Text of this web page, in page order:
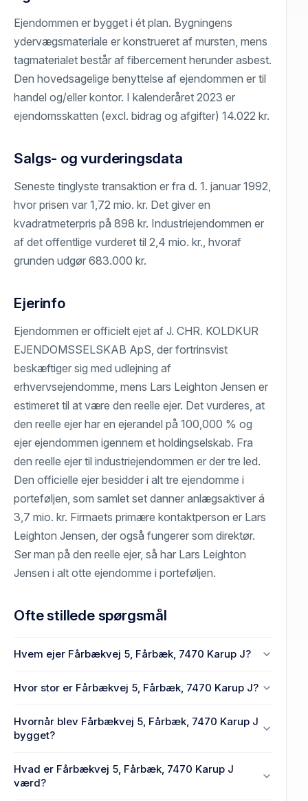
Ejendommen er bygget i ét plan. Bygningens
ydervægsmateriale er konstrueret af mursten, mens
tagmaterialet består af fibercement herunder asbest.
Den hovedsagelige benyttelse af ejendommen er til
handel og/eller kontor. I kalenderåret 2023 er
ejendomsskatten (excl. bidrag og afgifter) 14.022 kr.
Salgs- og vurderingsdata
Seneste tinglyste transaktion er fra d. 1. januar 1992,
hvor prisen var 1,72 mio. kr. Det giver en
kvadratmeterpris på 898 kr. Industriejendommen er
af det offentlige vurderet til 2,4 mio. kr., hvoraf
grunden udgør 683.000 kr.
Ejerinfo
Ejendommen er officielt ejet af J. CHR. KOLDKUR
EJENDOMSSELSKAB ApS, der fortrinsvist
beskæftiger sig med udlejning af
erhvervsejendomme, mens Lars Leighton Jensen er
estimeret til at være den reelle ejer. Det vurderes, at
den reelle ejer har en ejerandel på 100,000 % og
ejer ejendommen igennem et holdingselskab. Fra
den reelle ejer til industriejendommen er der tre led.
Den officielle ejer besidder i alt tre ejendomme i
porteføljen, som samlet set danner anlægsaktiver á
3,7 mio. kr. Firmaets primære kontaktperson er Lars
Leighton Jensen, der også fungerer som direktør.
Ser man på den reelle ejer, så har Lars Leighton
Jensen i alt otte ejendomme i porteføljen.
Ofte stillede spørgsmål
Hvem ejer Fårbækvej 5, Fårbæk, 7470 Karup J?
J. CHR. KOLDKUR EJENDOMSSELSKAB ApS ejer
Hvor stor er Fårbækvej 5, Fårbæk, 7470 Karup J?
Ejendommens BBR-areal er 1.916 m² på Fårbækvej
5, Fårbæk, 7470 Karup J.
Hvornår blev Fårbækvej 5, Fårbæk, 7470 Karup J
bygget?
Den primære bygning blev bygget i 1981 på
Fårbækvej 5, Fårbæk, 7470 Karup J.
Hvad er Fårbækvej 5, Fårbæk, 7470 Karup J
værd?